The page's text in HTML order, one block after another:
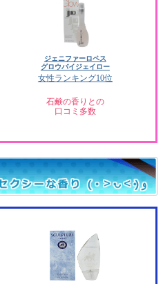
ジェニファーロペス
グロウバイジェイロー
女性ランキング10位
石鹸の香りとの
口コミ多数